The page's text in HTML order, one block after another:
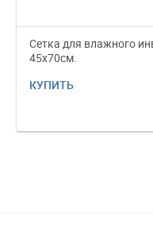
Cетка для влажного
45х70см.
КУПИТЬ